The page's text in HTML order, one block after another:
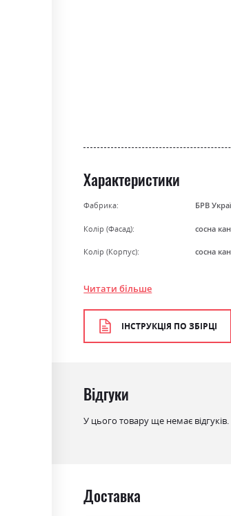
Характеристики
Фабрика: БРВ
Колір (Фасад): сосна
Колір (Корпус): сосна
сосна
Матеріал
Розкладний так
Читати більше
ІНСТРУКЦІЯ ПО ЗБІРЦІ
Відгуки
У цього товару ще немає відгуків.
Доставка